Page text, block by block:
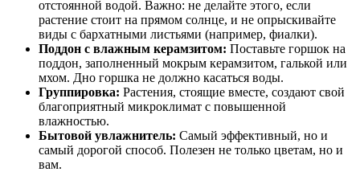
отстоянной водой. Важно: не делайте этого, если
растение стоит на прямом солнце, и не опрыскивайте
виды с бархатными листьями (например, фиалки).
Поддон с влажным керамзитом: Поставьте горшок на
поддон, заполненный мокрым керамзитом, галькой или
мхом. Дно горшка не должно касаться воды.
Группировка: Растения, стоящие вместе, создают свой
благоприятный микроклимат с повышенной
влажностью.
Бытовой увлажнитель: Самый эффективный, но и
самый дорогой способ. Полезен не только цветам, но и
вам.